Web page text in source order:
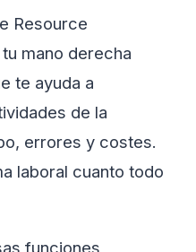
Resource
mano derecha
te ayuda a
de la
errores y costes.
laboral cuanto todo
funciones